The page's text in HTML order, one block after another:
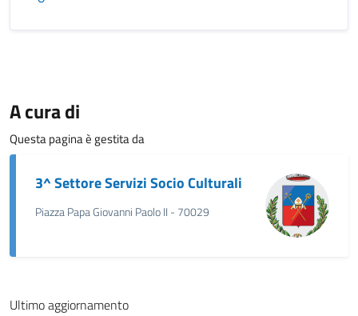
A cura di
Questa pagina è gestita da
3^ Settore Servizi Socio Culturali
Piazza Papa Giovanni Paolo II - 70029
Ultimo aggiornamento